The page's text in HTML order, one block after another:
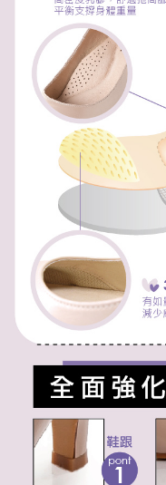
3.完整用戶服務條款，請詳閱
【注意事項】
１．透過由恩沛科技股份有
易，需依本服務之必要範圍
權轉讓予恩沛科技股份有限公
２．關於個人資料處理事宜
https://aftee.tw/terms/#terms3
３．未成年的使用者請事先
「AFTEE先享後付」，若未
４．使用「AFTEE先享後付
時審查核予不同之上限額度
請求用戶進行身份認證。
５．嚴禁一人註冊多個帳號
恩沛科技股份有限公司將有